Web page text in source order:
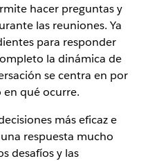
hacer preguntas y
las reuniones. Ya
para responder
la dinámica de
se centra en por
qué ocurre.
más eficaz e
respuesta mucho
desafíos y las